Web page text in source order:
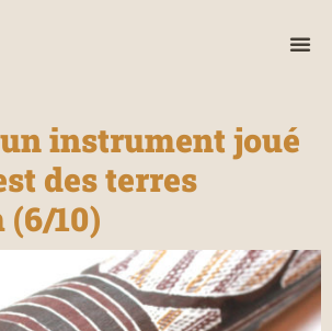
instrument joué
des terres
(6/10)